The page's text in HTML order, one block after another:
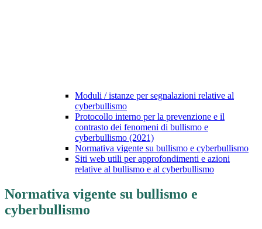
Moduli / istanze per segnalazioni relative al
cyberbullismo
Protocollo interno per la prevenzione e il
contrasto dei fenomeni di bullismo e
cyberbullismo (2021)
Normativa vigente su bullismo e cyberbullismo
Siti web utili per approfondimenti e azioni
relative al bullismo e al cyberbullismo
Normativa vigente su bullismo e
cyberbullismo